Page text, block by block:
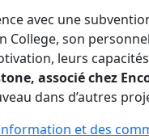
avec une
College, son
leurs
associé chez
dans d’autres
et des